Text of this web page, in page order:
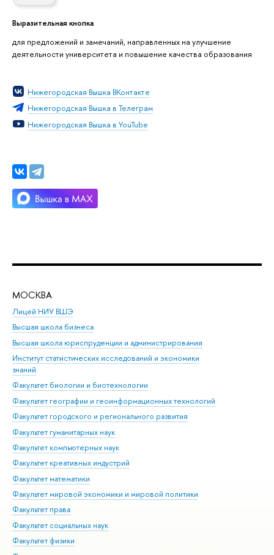
Выразительная кнопка
для предложений и замечаний, направленных на улучшение
деятельности университета и повышение качества образования
Нижегородская Вышка ВКонтакте
Нижегородская Вышка в Телеграм
Нижегородская Вышка в YouTube
МОСКВА
Лицей НИУ ВШЭ
Высшая школа бизнеса
Высшая школа юриспруденции и администрирования
Институт статистических исследований и экономики
знаний
Факультет биологии и биотехнологии
Факультет географии и геоинформационных технологий
Факультет городского и регионального развития
Факультет гуманитарных наук
Факультет компьютерных наук
Факультет креативных индустрий
Факультет математики
Факультет мировой экономики и мировой политики
Факультет права
Факультет социальных наук
Факультет физики